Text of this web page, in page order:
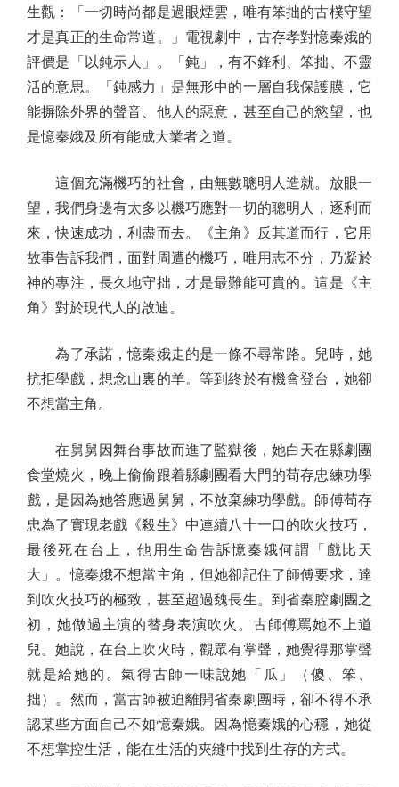
生觀：「一切時尚都是過眼煙雲，唯有笨拙的古樸守望
才是真正的生命常道。」電視劇中，古存孝對憶秦娥的
評價是「以鈍示人」。「鈍」，有不鋒利、笨拙、不靈
活的意思。「鈍感力」是無形中的一層自我保護膜，它
能摒除外界的聲音、他人的惡意，甚至自己的慾望，也
是憶秦娥及所有能成大業者之道。
這個充滿機巧的社會，由無數聰明人造就。放眼一
望，我們身邊有太多以機巧應對一切的聰明人，逐利而
來，快速成功，利盡而去。《主角》反其道而行，它用
故事告訴我們，面對周遭的機巧，唯用志不分，乃凝於
神的專注，長久地守拙，才是最難能可貴的。這是《主
角》對於現代人的啟迪。
為了承諾，憶秦娥走的是一條不尋常路。兒時，她
抗拒學戲，想念山裏的羊。等到終於有機會登台，她卻
不想當主角。
在舅舅因舞台事故而進了監獄後，她白天在縣劇團
食堂燒火，晚上偷偷跟着縣劇團看大門的苟存忠練功學
戲，是因為她答應過舅舅，不放棄練功學戲。師傅苟存
忠為了實現老戲《殺生》中連續八十一口的吹火技巧，
最後死在台上，他用生命告訴憶秦娥何謂「戲比天
大」。憶秦娥不想當主角，但她卻記住了師傅要求，達
到吹火技巧的極致，甚至超過魏長生。到省秦腔劇團之
初，她做過主演的替身表演吹火。古師傅罵她不上道
兒。她說，在台上吹火時，觀眾有掌聲，她覺得那掌聲
就是給她的。氣得古師一味說她「瓜」（傻、笨、
拙）。然而，當古師被迫離開省秦劇團時，卻不得不承
認某些方面自己不如憶秦娥。因為憶秦娥的心穩，她從
不想掌控生活，能在生活的夾縫中找到生存的方式。